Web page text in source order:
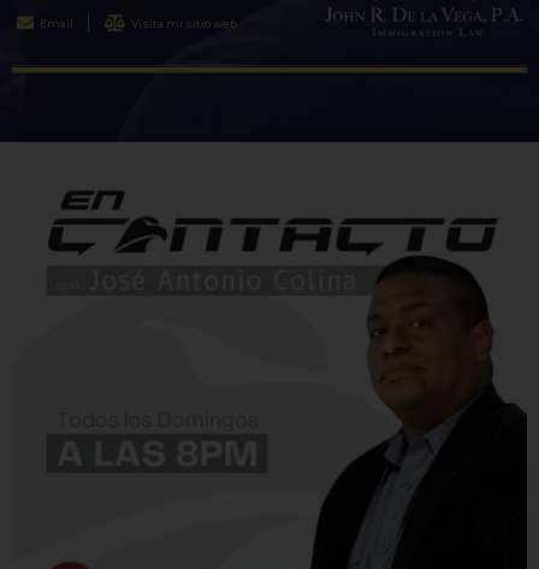
Email Visita mi sitio web